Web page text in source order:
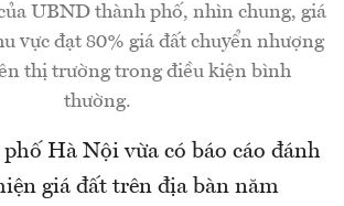
UBND thành phố, nhìn chung, giá
vực đạt 80% giá đất chuyển nhượng
thị trường trong điều kiện bình
thường.
Hà Nội vừa có báo cáo đánh
giá đất trên địa bàn năm